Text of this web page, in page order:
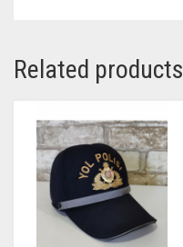
Related products